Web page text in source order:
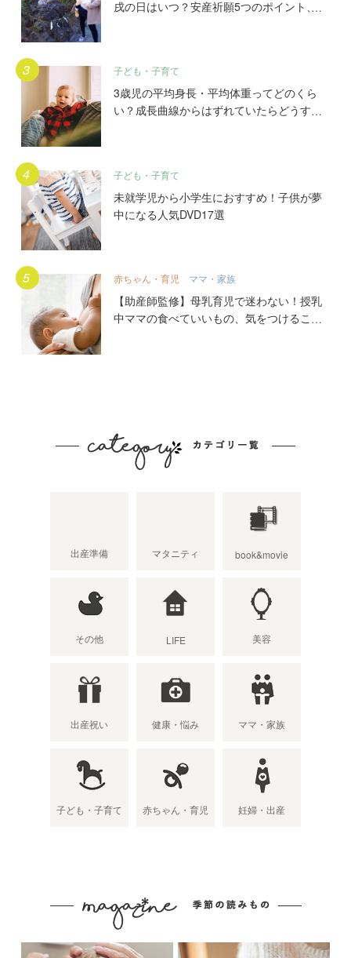
戌の日はいつ？安産祈願5つのポイント、
子ども・子育て
3歳児の平均身長・平均体重ってどのくら
い？成長曲線からはずれていたらどうす
子ども・子育て
未就学児から小学生におすすめ！子供が夢
中になる人気DVD17選
赤ちゃん・育児 ママ・家族
【助産師監修】母乳育児で迷わない！授乳
中ママの食べていいもの、気をつけること
出産準備 マタニティ book&movie
その他 LIFE 美容
出産祝い 健康・悩み ママ・家族
子ども・子育て 赤ちゃん・育児 妊婦・出産